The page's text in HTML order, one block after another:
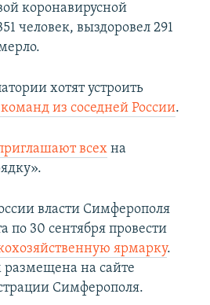
коронавирусной
человек, выздоровел 291
хотят устроить
из соседней России.
всех на
власти Симферополя
по 30 сентября провести
ярмарку.
на сайте
Симферополя.